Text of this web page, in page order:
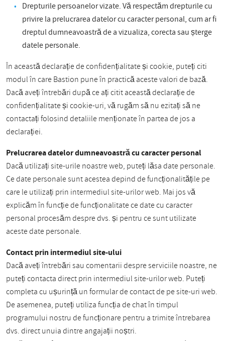
Drepturile persoanelor vizate. Vă respectăm drepturile cu
privire la prelucrarea datelor cu caracter personal, cum ar fi
dreptul dumneavoastră de a vizualiza, corecta sau șterge
datele personale.
În această declarație de confidențialitate și cookie, puteți citi
modul în care Bastion pune în practică aceste valori de bază.
Dacă aveți întrebări după ce ați citit această declarație de
confidențialitate și cookie-uri, vă rugăm să nu ezitați să ne
contactați folosind detaliile menționate în partea de jos a
declarației.
Prelucrarea datelor dumneavoastră cu caracter personal
Dacă utilizați site-urile noastre web, puteți lăsa date personale.
Ce date personale sunt acestea depind de funcționalitățile pe
care le utilizați prin intermediul site-urilor web. Mai jos vă
explicăm în funcție de funcționalitate ce date cu caracter
personal procesăm despre dvs. și pentru ce sunt utilizate
aceste date personale.
Contact prin intermediul site-ului
Dacă aveți întrebări sau comentarii despre serviciile noastre, ne
puteți contacta direct prin intermediul site-urilor web. Puteți
completa cu ușurință un formular de contact de pe site-uri web.
De asemenea, puteți utiliza funcția de chat în timpul
programului nostru de funcționare pentru a trimite întrebarea
dvs. direct unuia dintre angajații noștri.